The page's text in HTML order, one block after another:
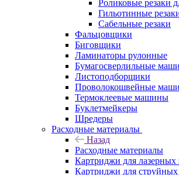
Роликовые резаки
Гильотинные
Сабельные резаки
Фальцовщики
Биговщики
Ламинаторы рулонные
Бумагосверлильные
Листоподборщики
Проволокошвейные
Термоклеевые машины
Буклетмейкеры
Шредеры
Расходные материалы
Назад
Расходные материалы
Картриджи для лазерных
Картриджи для струйных